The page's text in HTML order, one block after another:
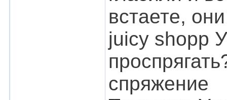
встаете,
juicy shopp
спряжение